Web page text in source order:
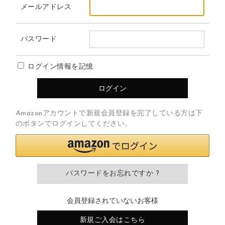
メールアドレス
パスワード
ログイン情報を記憶
Amazonアカウントで新規会員登録を完了している方は下
のボタンでログインしてください。
パスワードをお忘れですか ?
会員登録されていないお客様
新規ご入会はこちら